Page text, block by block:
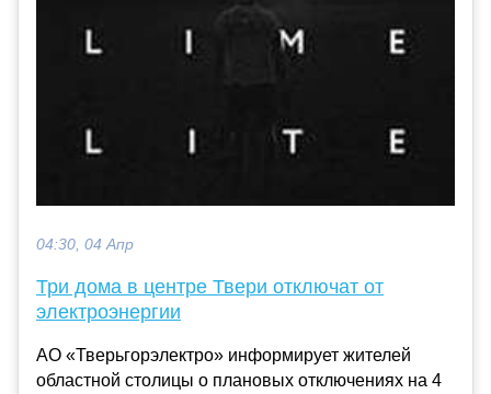
04:30, 04 Апр
Три дома в центре Твери отключат от
электроэнергии
АО «Тверьгорэлектро» информирует жителей
областной столицы о плановых отключениях на 4